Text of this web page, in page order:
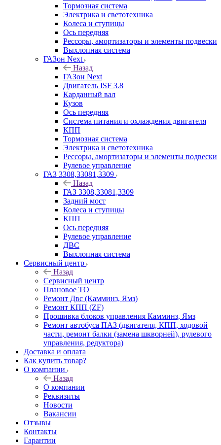
Тормозная система
Электрика и светотехника
Колеса и ступицы
Ось передняя
Рессоры, амортизаторы и элементы подвески
Выхлопная система
ГАЗон Next
Назад
ГАЗон Next
Двигатель ISF 3.8
Карданный вал
Кузов
Ось передняя
Система питания и охлаждения двигателя
КПП
Тормозная система
Электрика и светотехника
Рессоры, амортизаторы и элементы подвески
Рулевое управление
ГАЗ 3308,33081,3309
Назад
ГАЗ 3308,33081,3309
Задний мост
Колеса и ступицы
КПП
Ось передняя
Рулевое управление
ДВС
Выхлопная система
Сервисный центр
Назад
Сервисный центр
Плановое ТО
Ремонт Двс (Камминз, Ямз)
Ремонт КПП (ZF)
Прошивка блоков управления Камминз, Ямз
Ремонт автобуса ПАЗ (двигателя, КПП, ходовой
части, ремонт балки (замена шкворней), рулевого
управления, редуктора)
Доставка и оплата
Как купить товар?
О компании
Назад
О компании
Реквизиты
Новости
Вакансии
Отзывы
Контакты
Гарантии